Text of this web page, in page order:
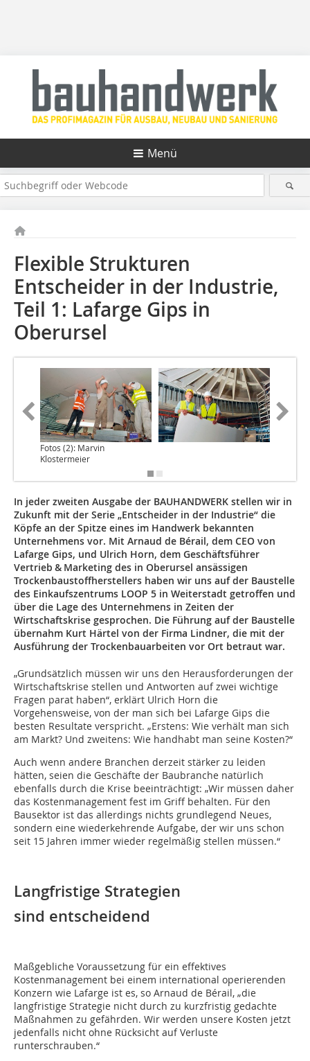
Menü
Flexible Strukturen
Entscheider in der Industrie,
Teil 1: Lafarge Gips in
Oberursel
Fotos (2): Marvin
Klostermeier
In jeder zweiten Ausgabe der BAUHANDWERK stellen wir in
Zukunft mit der Serie „Entscheider in der Industrie“ die
Köpfe an der Spitze eines im Handwerk bekannten
Unternehmens vor. Mit Arnaud de Bérail, dem CEO von
Lafarge Gips, und Ulrich Horn, dem Geschäftsführer
Vertrieb & Marketing des in Oberursel ansässigen
Trockenbaustoffherstellers haben wir uns auf der Baustelle
des Einkaufszentrums LOOP 5 in Weiterstadt getroffen und
über die Lage des Unternehmens in Zeiten der
Wirtschaftskrise gesprochen. Die Führung auf der Baustelle
übernahm Kurt Härtel von der Firma Lindner, die mit der
Ausführung der Trockenbauarbeiten vor Ort betraut war.
„Grundsätzlich müssen wir uns den Herausforderungen der
Wirtschaftskrise stellen und Antworten auf zwei wichtige
Fragen parat haben“, erklärt Ulrich Horn die
Vorgehensweise, von der man sich bei Lafarge Gips die
besten Resultate verspricht. „Erstens: Wie verhält man sich
am Markt? Und zweitens: Wie handhabt man seine Kosten?“
Auch wenn andere Branchen derzeit stärker zu leiden
hätten, seien die Geschäfte der Baubranche natürlich
ebenfalls durch die Krise beeinträchtigt: „Wir müssen daher
das Kostenmanagement fest im Griff behalten. Für den
Bausektor ist das allerdings nichts grundlegend Neues,
sondern eine wiederkehrende Aufgabe, der wir uns schon
seit 15 Jahren immer wieder regelmäßig stellen müssen.“
Langfristige Strategien
sind entscheidend
Maßgebliche Voraussetzung für ein effektives
Kostenmanagement bei einem international operierenden
Konzern wie Lafarge ist es, so Arnaud de Bérail, „die
langfristige Strategie nicht durch zu kurzfristig gedachte
Maßnahmen zu gefährden. Wir werden unsere Kosten jetzt
jedenfalls nicht ohne Rücksicht auf Verluste
runterschrauben.“